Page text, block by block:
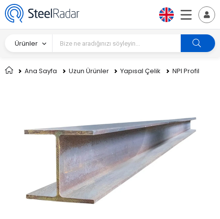
Ürünler
Ana Sayfa Uzun Ürünler Yapısal Çelik NPI Profil